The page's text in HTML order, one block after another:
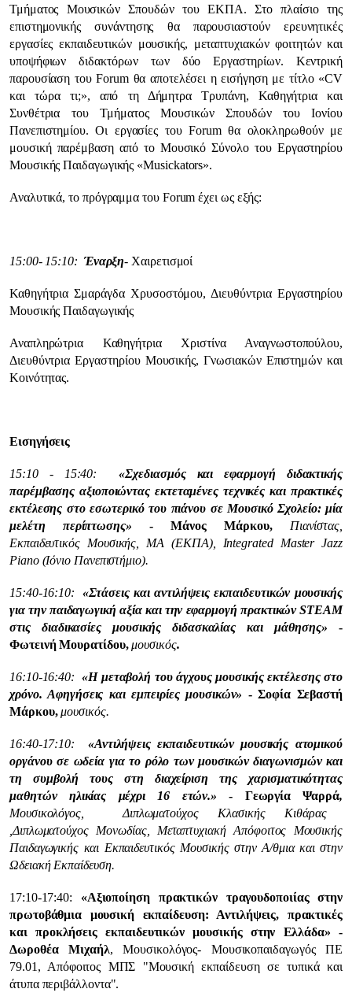
Τμήματος Μουσικών Σπουδών του ΕΚΠΑ. Στο πλαίσιο της
επιστημονικής συνάντησης θα παρουσιαστούν ερευνητικές
εργασίες εκπαιδευτικών μουσικής, μεταπτυχιακών φοιτητών και
υποψήφιων διδακτόρων των δύο Εργαστηρίων. Κεντρική
παρουσίαση του Forum θα αποτελέσει η εισήγηση με τίτλο «CV
και τώρα τι;», από τη Δήμητρα Τρυπάνη, Καθηγήτρια και
Συνθέτρια του Τμήματος Μουσικών Σπουδών του Ιονίου
Πανεπιστημίου. Οι εργασίες του Forum θα ολοκληρωθούν με
μουσική παρέμβαση από το Μουσικό Σύνολο του Εργαστηρίου
Μουσικής Παιδαγωγικής «Musickators».
Αναλυτικά, το πρόγραμμα του Forum έχει ως εξής:
15:00- 15:10: Έναρξη- Χαιρετισμοί
Καθηγήτρια Σμαράγδα Χρυσοστόμου, Διευθύντρια Εργαστηρίου
Μουσικής Παιδαγωγικής
Αναπληρώτρια Καθηγήτρια Χριστίνα Αναγνωστοπούλου,
Διευθύντρια Εργαστηρίου Μουσικής, Γνωσιακών Επιστημών και
Κοινότητας.
Εισηγήσεις
15:10 - 15:40:
«Σχεδιασμός και εφαρμογή διδακτικής
παρέμβασης αξιοποιώντας εκτεταμένες τεχνικές και πρακτικές
εκτέλεσης στο εσωτερικό του πιάνου σε Μουσικό Σχολείο: μία
μελέτη περίπτωσης»- Μάνος Μάρκου, Πιανίστας,
Εκπαιδευτικός Μουσικής, MA (ΕΚΠΑ), Integrated Master Jazz
Piano (Ιόνιο Πανεπιστήμιο).
15:40-16:10:
«Στάσεις και αντιλήψεις εκπαιδευτικών μουσικής
για την παιδαγωγική αξία και την εφαρμογή πρακτικών STEAM
στις διαδικασίες μουσικής διδασκαλίας και μάθησης»-
Φωτεινή Μουρατίδου,μουσικός.
16:10-16:40: «Η μεταβολή του άγχους μουσικής εκτέλεσης στο
χρόνο. Αφηγήσεις και εμπειρίες μουσικών» - Σοφία Σεβαστή
Μάρκου,μουσικός.
16:40-17:10:
«Αντιλήψεις εκπαιδευτικών μουσικής ατομικού
οργάνου σε ωδεία για το ρόλο των μουσικών διαγωνισμών και
τη συμβολή τους στη διαχείριση της χαρισματικότητας
μαθητών ηλικίας μέχρι 16 ετών.» - Γεωργία Ψαρρά,
Μουσικολόγος, Διπλωματούχος Κλασικής Κιθάρας
,Διπλωματούχος Μονωδίας, Μεταπτυχιακή Απόφοιτος Μουσικής
Παιδαγωγικής και Εκπαιδευτικός Μουσικής στην Α/θμια και στην
Ωδειακή Εκπαίδευση.
17:10-17:40: «Αξιοποίηση πρακτικών τραγουδοποιίας στην
πρωτοβάθμια μουσική εκπαίδευση: Αντιλήψεις, πρακτικές
και προκλήσεις εκπαιδευτικών μουσικής στην Ελλάδα» -
Δωροθέα Μιχαήλ, Μουσικολόγος- Μουσικοπαιδαγωγός ΠΕ
79.01, Απόφοιτος ΜΠΣ "Μουσική εκπαίδευση σε τυπικά και
άτυπα περιβάλλοντα".